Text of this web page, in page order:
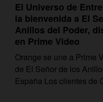
El Universo de
la bienvenida a El
Anillos del Poder,
en Prime Video
Orange se une a Prime
de El Señor de los
España Los clientes de